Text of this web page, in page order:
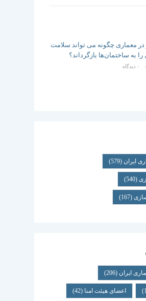
معماری چگونه می تواند سلامت
به ساختمان‌ها بازگرداند؟
/ ۰ دیدگاه
ایران (579)
(540)
(167)
ایران (206)
اعضای هیئت امنا (42)